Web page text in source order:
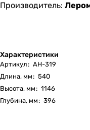
Производитель:
Характеристики
Артикул: АН-319
Длина, мм: 540
Высота, мм: 1146
Глубина, мм: 396